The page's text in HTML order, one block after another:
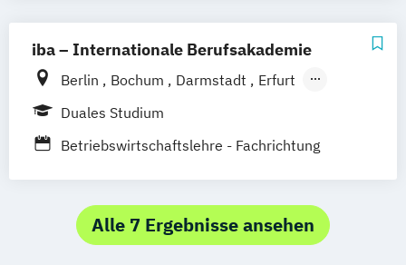
und Sporttourismus
iba – Internationale Berufsakademie
Berlin Bochum Darmstadt
Erfurt
Hamburg
Heidelberg
Online-Campus
Duales Studium
Betriebswirtschaftslehre - Fachrichtung
Alle 7 Ergebnisse ansehen